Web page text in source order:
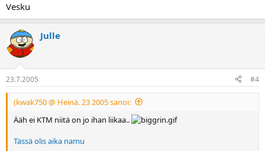
Vesku
Julle
23.7.2005 #4
(kwak750 @ Heinä. 23 2005 sanoi:
Ääh ei KTM niitä on jo ihan liikaa..
Tässä olis aika namu